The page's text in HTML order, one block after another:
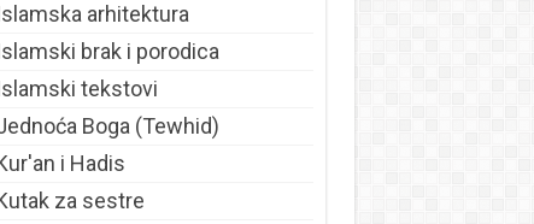
arhitektura
brak i porodica
tekstovi
Boga (Tewhid)
i Hadis
za sestre